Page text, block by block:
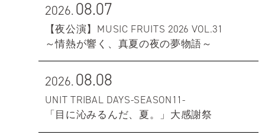
2026.08.07
【夜公演】MUSIC FRUITS 2026 VOL.31
～情熱が響く、真夏の夜の夢物語～
2026.08.08
UNIT TRIBAL DAYS-SEASON11-
「目に沁みるんだ、夏。」大感謝祭